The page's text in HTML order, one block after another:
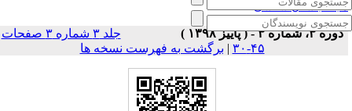
باستان شناسی
دوره ۳، شماره ۳ - ( پاییز ۱۳۹۸ )
جلد ۳ شماره ۳ صفحات
۴۵-۳۰
| برگشت به فهرست نسخه ها